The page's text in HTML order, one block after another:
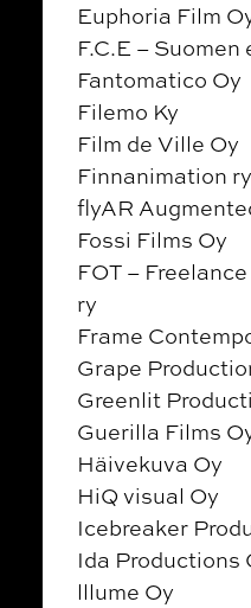
Euphoria Film
F.C.E –
Fantomatico Oy
Filemo Ky
Film de Ville Oy
Finnanimation ry
flyAR
Fossi Films Oy
FOT –
ry
Frame
Grape
Greenlit
Guerilla Films
Häivekuva Oy
HiQ visual Oy
Icebreaker
Ida Productions
lllume Oy